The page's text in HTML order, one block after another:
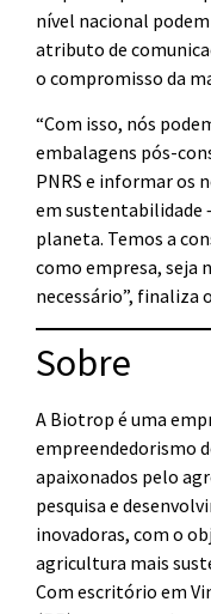
nível nacional
atributo de
o compromisso da
“Com isso, nós
embalagens pós-
PNRS e informar os
em sustentabilidade
planeta. Temos a
como empresa, seja
necessário”, finaliza
Sobre
A Biotrop é uma
empreendedorismo
apaixonados pelo
pesquisa e
inovadoras, com o
agricultura mais
Com escritório em